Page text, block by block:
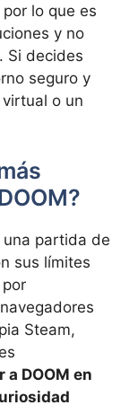
lo que es
y no
Si decides
seguro y
o un
partida de
sus límites
Steam,
a DOOM en